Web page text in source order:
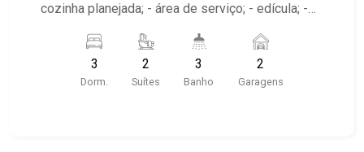
cozinha planejada; - área de serviço; - edícula; -
016, Drogaria São Carlos, Goiano Baterias
3
Dorm.
2
Suítes
3
Banho
2
Garagens